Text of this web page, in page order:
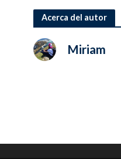
Acerca del autor
Miriam